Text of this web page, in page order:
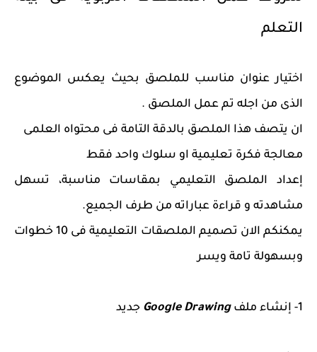
التعلم
اختيار عنوان مناسب للملصق بحيث يعكس الموضوع
الذى من اجله تم عمل الملصق .
ان يتصف هذا الملصق بالدقة التامة فى محتواه العلمى
معالجة فكرة تعليمية او سلوك واحد فقط
إعداد الملصق التعليمي بمقاسات مناسبة، تسهل
مشاهدته و قراءة عباراته من طرف الجميع.
يمكنكم الان تصميم الملصقات التعليمية فى 10 خطوات
وبسهولة تامة ويسر
1- إنشاء ملف Google Drawing جديد